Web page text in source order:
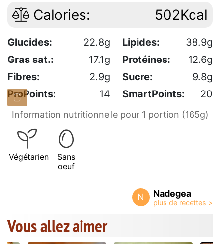
Calories: 502Kcal
Glucides: 22.8g Lipides:
38.9g
Gras sat.:
17.1g Protéines:
12.6g
Fibres:
2.9g Sucre:
9.8g
ProPoints:
14 SmartPoints: 20
Information nutritionnelle pour 1 portion (165g)
Végétarien
Sans
oeuf
N Nadegea
Vous allez aimer